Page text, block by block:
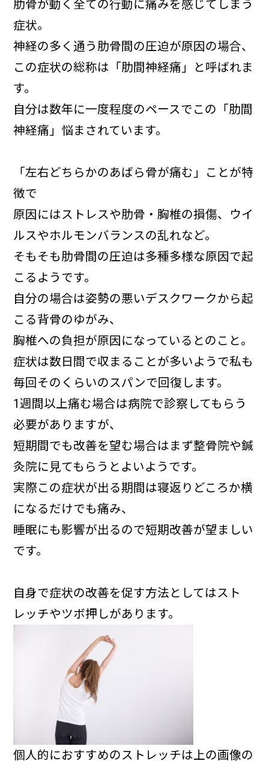
肋骨が動く全ての行動に痛みを感じてしまう
症状。
神経の多く通う肋骨間の圧迫が原因の場合、
この症状の総称は「肋間神経痛」と呼ばれま
す。
自分は数年に一度程度のペースでこの「肋間
神経痛」悩まされています。
「左右どちらかのあばら骨が痛む」ことが特
徴で
原因にはストレスや肋骨・胸椎の損傷、ウイ
ルスやホルモンバランスの乱れなど。
そもそも肋骨間の圧迫は多種多様な原因で起
こるようです。
自分の場合は姿勢の悪いデスクワークから起
こる背骨のゆがみ、
胸椎への負担が原因になっているとのこと。
症状は数日間で収まることが多いようで私も
毎回そのくらいのスパンで回復します。
1週間以上痛む場合は病院で診察してもらう
必要がありますが、
短期間でも改善を望む場合はまず整骨院や鍼
灸院に見てもらうとよいようです。
実際この症状が出る期間は寝返りどころか横
になるだけでも痛み、
睡眠にも影響が出るので短期改善が望ましい
です。
自身で症状の改善を促す方法としてはスト
レッチやツボ押しがあります。
個人的におすすめのストレッチは上の画像の